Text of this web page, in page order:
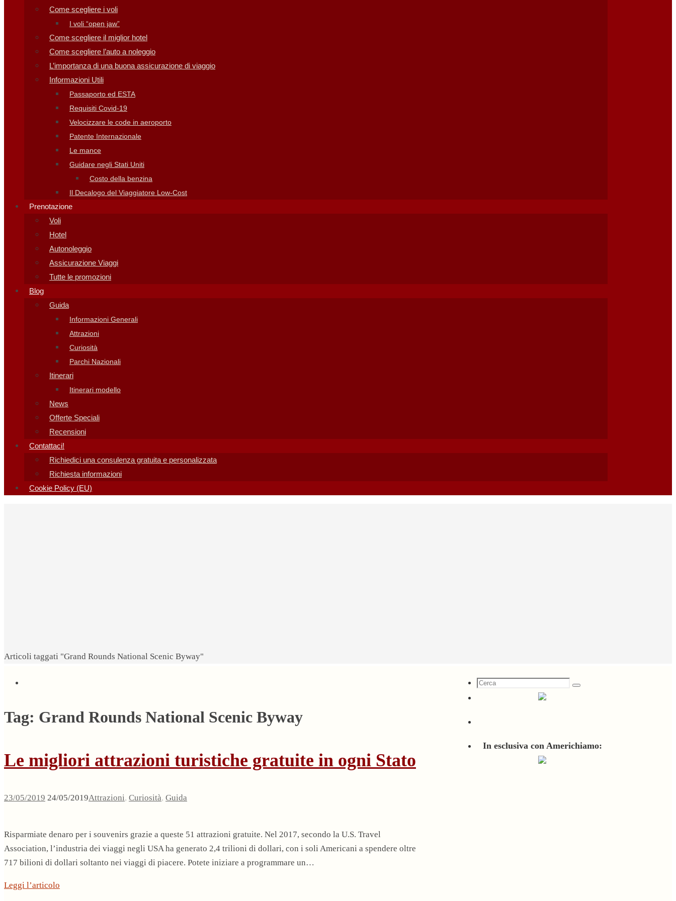
Come scegliere i voli
I voli “open jaw”
Come scegliere il miglior hotel
Come scegliere l’auto a noleggio
L’importanza di una buona assicurazione di viaggio
Informazioni Utili
Passaporto ed ESTA
Requisiti Covid-19
Velocizzare le code in aeroporto
Patente Internazionale
Le mance
Guidare negli Stati Uniti
Costo della benzina
Il Decalogo del Viaggiatore Low-Cost
Prenotazione
Voli
Hotel
Autonoleggio
Assicurazione Viaggi
Tutte le promozioni
Blog
Guida
Informazioni Generali
Attrazioni
Curiosità
Parchi Nazionali
Itinerari
Itinerari modello
News
Offerte Speciali
Recensioni
Contattaci!
Richiedici una consulenza gratuita e personalizzata
Richiesta informazioni
Cookie Policy (EU)
Home
Articoli taggati "Grand Rounds National Scenic Byway"
Tag: Grand Rounds National Scenic Byway
Le migliori attrazioni turistiche gratuite in ogni Stato
23/05/2019 24/05/2019Attrazioni, Curiosità, Guida
Risparmiate denaro per i souvenirs grazie a queste 51 attrazioni gratuite. Nel 2017, secondo la U.S. Travel
Association, l’industria dei viaggi negli USA ha generato 2,4 trilioni di dollari, con i soli Americani a spendere oltre
717 bilioni di dollari soltanto nei viaggi di piacere. Potete iniziare a programmare un…
Leggi l’articolo
Cerca
Cerca
In esclusiva con Americhiamo: